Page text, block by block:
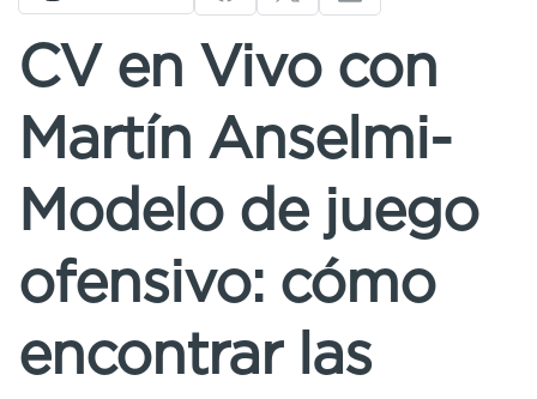
Centro de aprendizaje (para clubes)
Sport Session Planner
Cursos especializados
Entrenadores
Clubes
Ligas y federaciones
Regístrate
Centro de aprendizaje
Sport Session Planner
Cursos especializados
Contáctanos
LANGUAGE
English Español
CV en Vivo con
Martín Anselmi-
Modelo de juego
ofensivo: cómo
encontrar las